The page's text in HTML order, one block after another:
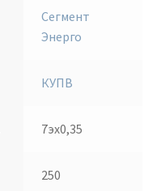
Сегмент
Энерго
КУПВ
7эх0,35
250